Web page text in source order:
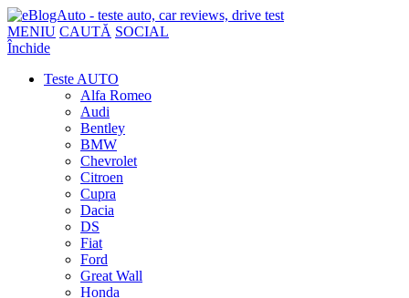
MENIU CAUTĂ SOCIAL
Închide
Teste AUTO
Alfa Romeo
Audi
Bentley
BMW
Chevrolet
Citroen
Cupra
Dacia
DS
Fiat
Ford
Great Wall
Honda